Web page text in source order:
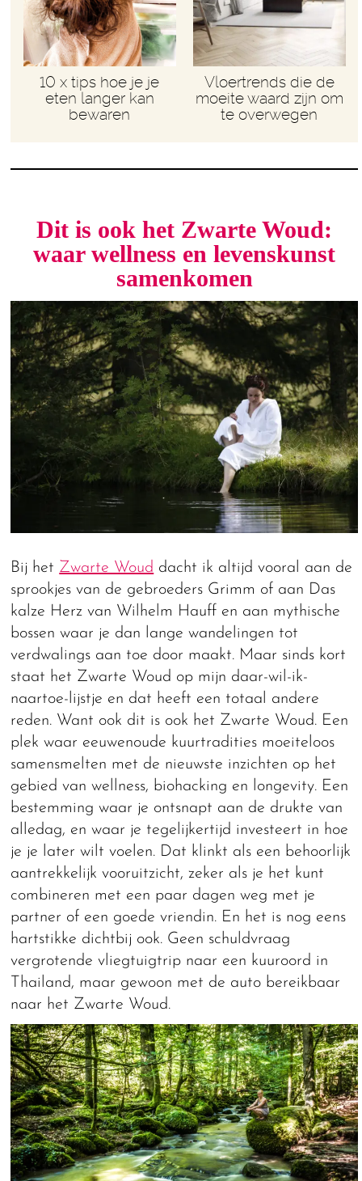
10 x tips hoe je je
eten langer kan
bewaren
Vloertrends die de
moeite waard zijn om
te overwegen
Dit is ook het Zwarte Woud:
waar wellness en levenskunst
samenkomen
Bij het Zwarte Woud dacht ik altijd vooral aan de
sprookjes van de gebroeders Grimm of aan Das
kalze Herz van Wilhelm Hauff en aan mythische
bossen waar je dan lange wandelingen tot
verdwalings aan toe door maakt. Maar sinds kort
staat het Zwarte Woud op mijn daar-wil-ik-
naartoe-lijstje en dat heeft een totaal andere
reden. Want ook dit is ook het Zwarte Woud. Een
plek waar eeuwenoude kuurtradities moeiteloos
samensmelten met de nieuwste inzichten op het
gebied van wellness, biohacking en longevity. Een
bestemming waar je ontsnapt aan de drukte van
alledag, en waar je tegelijkertijd investeert in hoe
je je later wilt voelen. Dat klinkt als een behoorlijk
aantrekkelijk vooruitzicht, zeker als je het kunt
combineren met een paar dagen weg met je
partner of een goede vriendin. En het is nog eens
hartstikke dichtbij ook. Geen schuldvraag
vergrotende vliegtuigtrip naar een kuuroord in
Thailand, maar gewoon met de auto bereikbaar
naar het Zwarte Woud.